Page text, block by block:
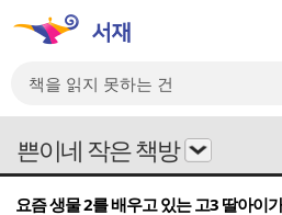
쁜이네 작은 책방
요즘 생물 2를 배우고 있는 고3 딸아이